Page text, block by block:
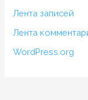
Лента записей
Лента
WordPress.org